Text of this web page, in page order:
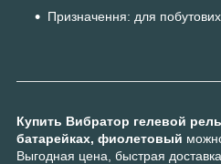
Призначення: для
Купить Вибратор гелевой
батарейках, фиолетовый
Выгодная цена, быстрая